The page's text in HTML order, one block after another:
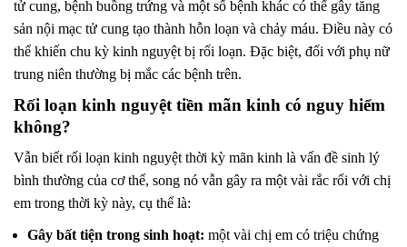
tử cung, bệnh buồng trứng và một số bệnh khác có thể gây tăng
sản nội mạc tử cung tạo thành hỗn loạn và chảy máu. Điều này có
thể khiến chu kỳ kinh nguyệt bị rối loạn. Đặc biệt, đối với phụ nữ
trung niên thường bị mắc các bệnh trên.
Rối loạn kinh nguyệt tiền mãn kinh có nguy hiểm
không?
Vẫn biết rối loạn kinh nguyệt thời kỳ mãn kinh là vấn đề sinh lý
bình thường của cơ thể, song nó vẫn gây ra một vài rắc rối với chị
em trong thời kỳ này, cụ thể là:
Gây bất tiện trong sinh hoạt: một vài chị em có triệu chứng